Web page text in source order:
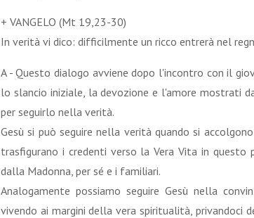
+ VANGELO (Mt 19,23-30)
In verità vi dico: difficilmente un ricco entrerà nel
A - Questo dialogo avviene dopo l'incontro con il
lo slancio iniziale, la devozione e l'amore mostrati
per seguirlo nella verità.
Gesù si può seguire nella verità quando si
trasfigurano i credenti verso la Vera Vita in questo
dalla Madonna, per sé e i familiari.
Analogamente possiamo seguire Gesù nella
vivendo ai margini della vera spiritualità, privandoci